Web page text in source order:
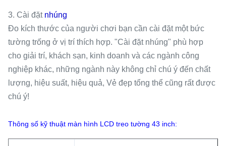
3. Cài đặt nhúng
Đo kích thước của người chơi bạn cần cài đặt một bức
tường trống ở vị trí thích hợp. "Cài đặt nhúng" phù hợp
cho giải trí, khách sạn, kinh doanh và các ngành công
nghiệp khác, những ngành này không chỉ chú ý đến chất
lượng, hiệu suất, hiệu quả, Vẻ đẹp tổng thể cũng rất được
chú ý!
Thông số kỹ thuật màn hình LCD treo tường 43 inch: